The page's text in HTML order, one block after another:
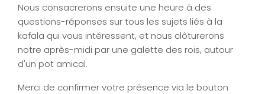
Nous consacrerons ensuite une heure à des
questions-réponses sur tous les sujets liés à la
kafala qui vous intéressent, et nous clôturerons
notre après-midi par une galette des rois, autour
d'un pot amical.
Merci de confirmer votre présence via le bouton